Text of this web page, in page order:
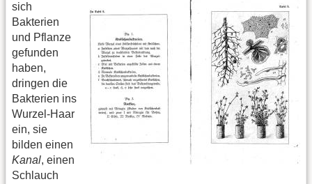
sich
Bakterien
und Pflanze
gefunden
haben,
dringen die
Bakterien ins
Wurzel-Haar
ein, sie
bilden einen
Kanal, einen
Schlauch